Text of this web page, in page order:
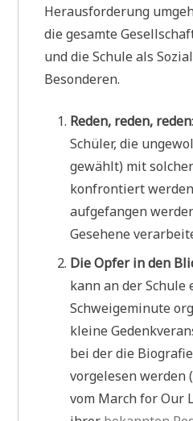
Herausforderung
die gesamte
und die Schule als
Besonderen.
Reden, reden, reden
Schüler, die
gewählt) mit
konfrontiert
aufgefangen
Gesehene
Die Opfer in den
kann an der Schule
Schweigeminute
kleine
bei der die
vorgelesen werden
vom March for Our